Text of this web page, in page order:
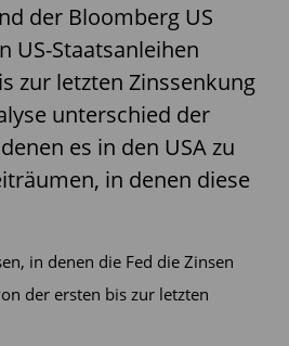
der Bloomberg US
US-Staatsanleihen
zur letzten Zinssenkung
unterschied der
es in den USA zu
in denen diese
in denen die Fed die Zinsen
der ersten bis zur letzten